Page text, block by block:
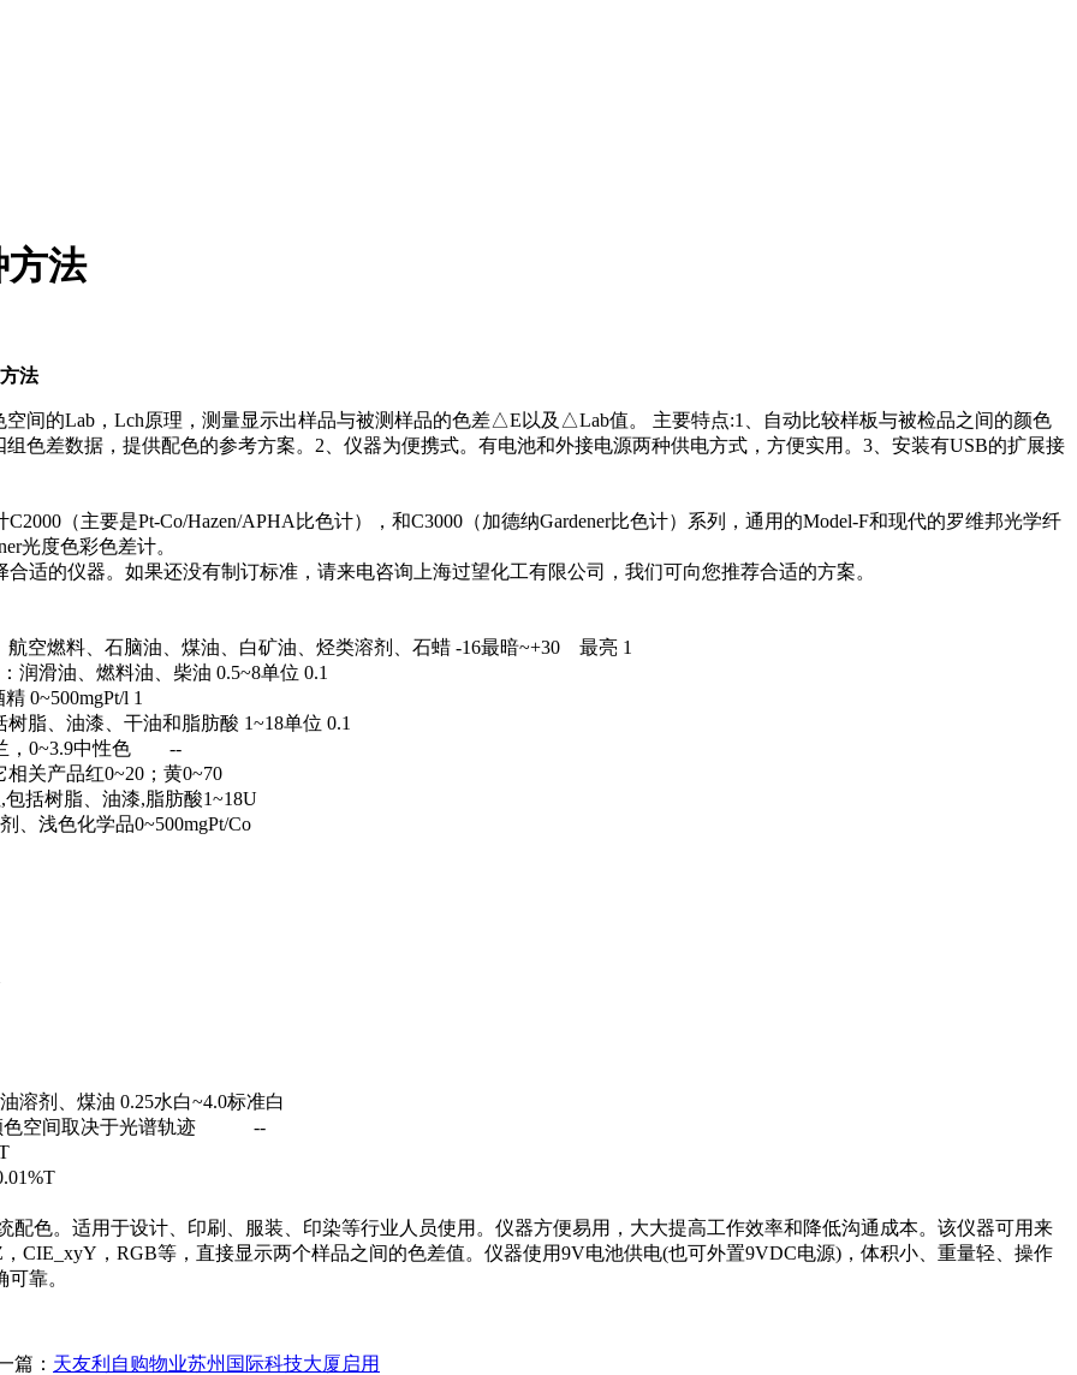
方法
的Lab，Lch原理，测量显示出样品与被测样品的色差△E以及△Lab值。 主要特点:1、自动比较样板与被检品之间的颜色
差数据，提供配色的参考方案。2、仪器为便携式。有电池和外接电源两种供电方式，方便实用。3、安装有USB的扩展接
（主要是Pt-Co/Hazen/APHA比色计），和C3000（加德纳Gardener比色计）系列，通用的Model-F和现代的罗维邦光学纤
光度色彩色差计。
适的仪器。如果还没有制订标准，请来电咨询上海过望化工有限公司，我们可向您推荐合适的方案。
空燃料、石脑油、煤油、白矿油、烃类溶剂、石蜡 -16最暗~+30 最亮 1
润滑油、燃料油、柴油 0.5~8单位 0.1
0~500mgPt/l 1
脂、油漆、干油和脂肪酸 1~18单位 0.1
兰，0~3.9中性色 --
相关产品红0~20；黄0~70
包括树脂、油漆,脂肪酸1~18U
、浅色化学品0~500mgPt/Co
溶剂、煤油 0.25水白~4.0标准白
颜色空间取决于光谱轨迹 --
色。适用于设计、印刷、服装、印染等行业人员使用。仪器方便易用，大大提高工作效率和降低沟通成本。该仪器可用来
CIE_xyY，RGB等，直接显示两个样品之间的色差值。仪器使用9V电池供电(也可外置9VDC电源)，体积小、重量轻、操作
靠。
： 天友利自购物业苏州国际科技大厦启用